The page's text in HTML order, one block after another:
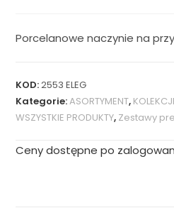
Porcelanowe naczynie na
KOD:2553 ELEG
Kategorie:ASORTYMENT,
WSZYSTKIE PRODUKTY, Zestawy
Ceny dostępne po